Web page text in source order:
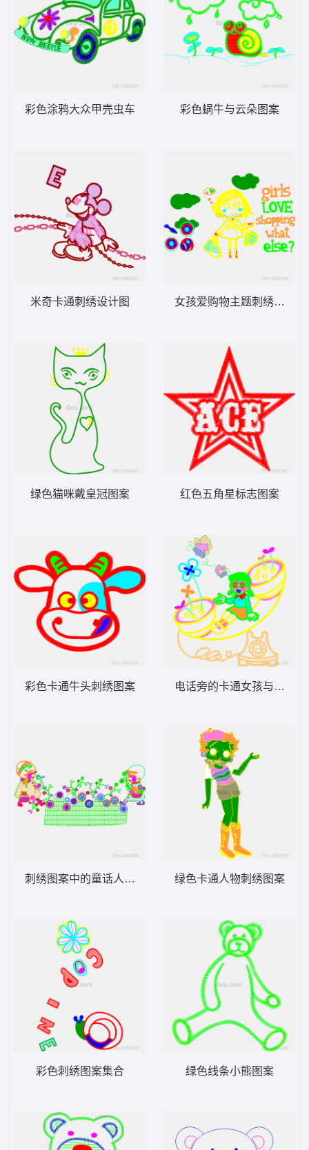
彩色涂鸦大众甲壳虫车
米奇卡通刺绣设计图
绿色猫咪戴皇冠图案
彩色卡通牛头刺绣图案
刺绣图案中的童话人物与花卉
彩色刺绣图案集合
彩色蜗牛与云朵图案
女孩爱购物主题刺绣设计
红色五角星标志图案
电话旁的卡通女孩与蝴蝶花
绿色卡通人物刺绣图案
绿色线条小熊图案